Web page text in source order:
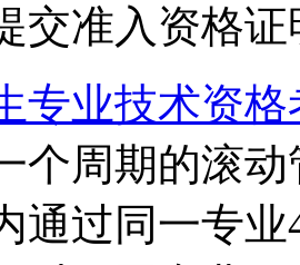
交准入资格
专业技术资格
个周期的滚
通过同一专